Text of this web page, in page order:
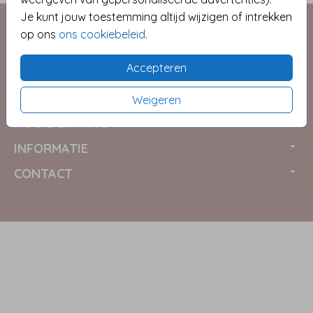
Je kunt jouw toestemming altijd wijzigen of intrekken
op ons ons cookiebeleid.
Accepteren
Weigeren
MOOIE EXTRA'S
INFORMATIE
CONTACT